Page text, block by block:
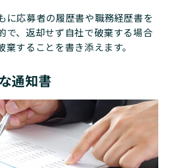
に応募者の履歴書や職務経歴書を
で、返却せず自社で破棄する場合
することを書き添えます。
通知書